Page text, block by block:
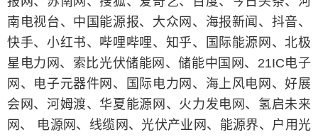
南电视台、中国能源报、大众网、海报新闻、抖音、
快手、小红书、哔哩哔哩、知乎、国际能源网、北极
星电力网、索比光伏储能网、储能中国网、21IC电子
网、电子元器件网、国际电力网、海上风电网、好展
会网、河姆渡、华夏能源网、火力发电网、氢启未来
网、 电源网、线缆网、光伏产业网、能源界、户用光